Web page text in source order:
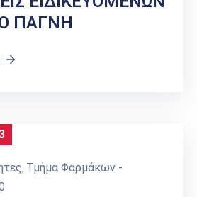
ΠΑΓΝΗ
Τμήμα Φαρμάκων -